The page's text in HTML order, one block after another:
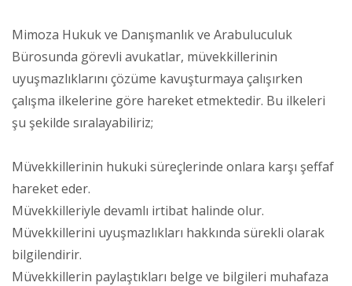
Mimoza Hukuk ve Danışmanlık ve Arabuluculuk
Bürosunda görevli avukatlar, müvekkillerinin
uyuşmazlıklarını çözüme kavuşturmaya çalışırken
çalışma ilkelerine göre hareket etmektedir. Bu ilkeleri
şu şekilde sıralayabiliriz;
Müvekkillerinin hukuki süreçlerinde onlara karşı şeffaf
hareket eder.
Müvekkilleriyle devamlı irtibat halinde olur.
Müvekkillerini uyuşmazlıkları hakkında sürekli olarak
bilgilendirir.
Müvekkillerin paylaştıkları belge ve bilgileri muhafaza